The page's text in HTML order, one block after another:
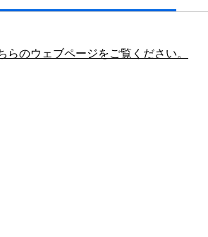
らのウェブページをご覧ください。